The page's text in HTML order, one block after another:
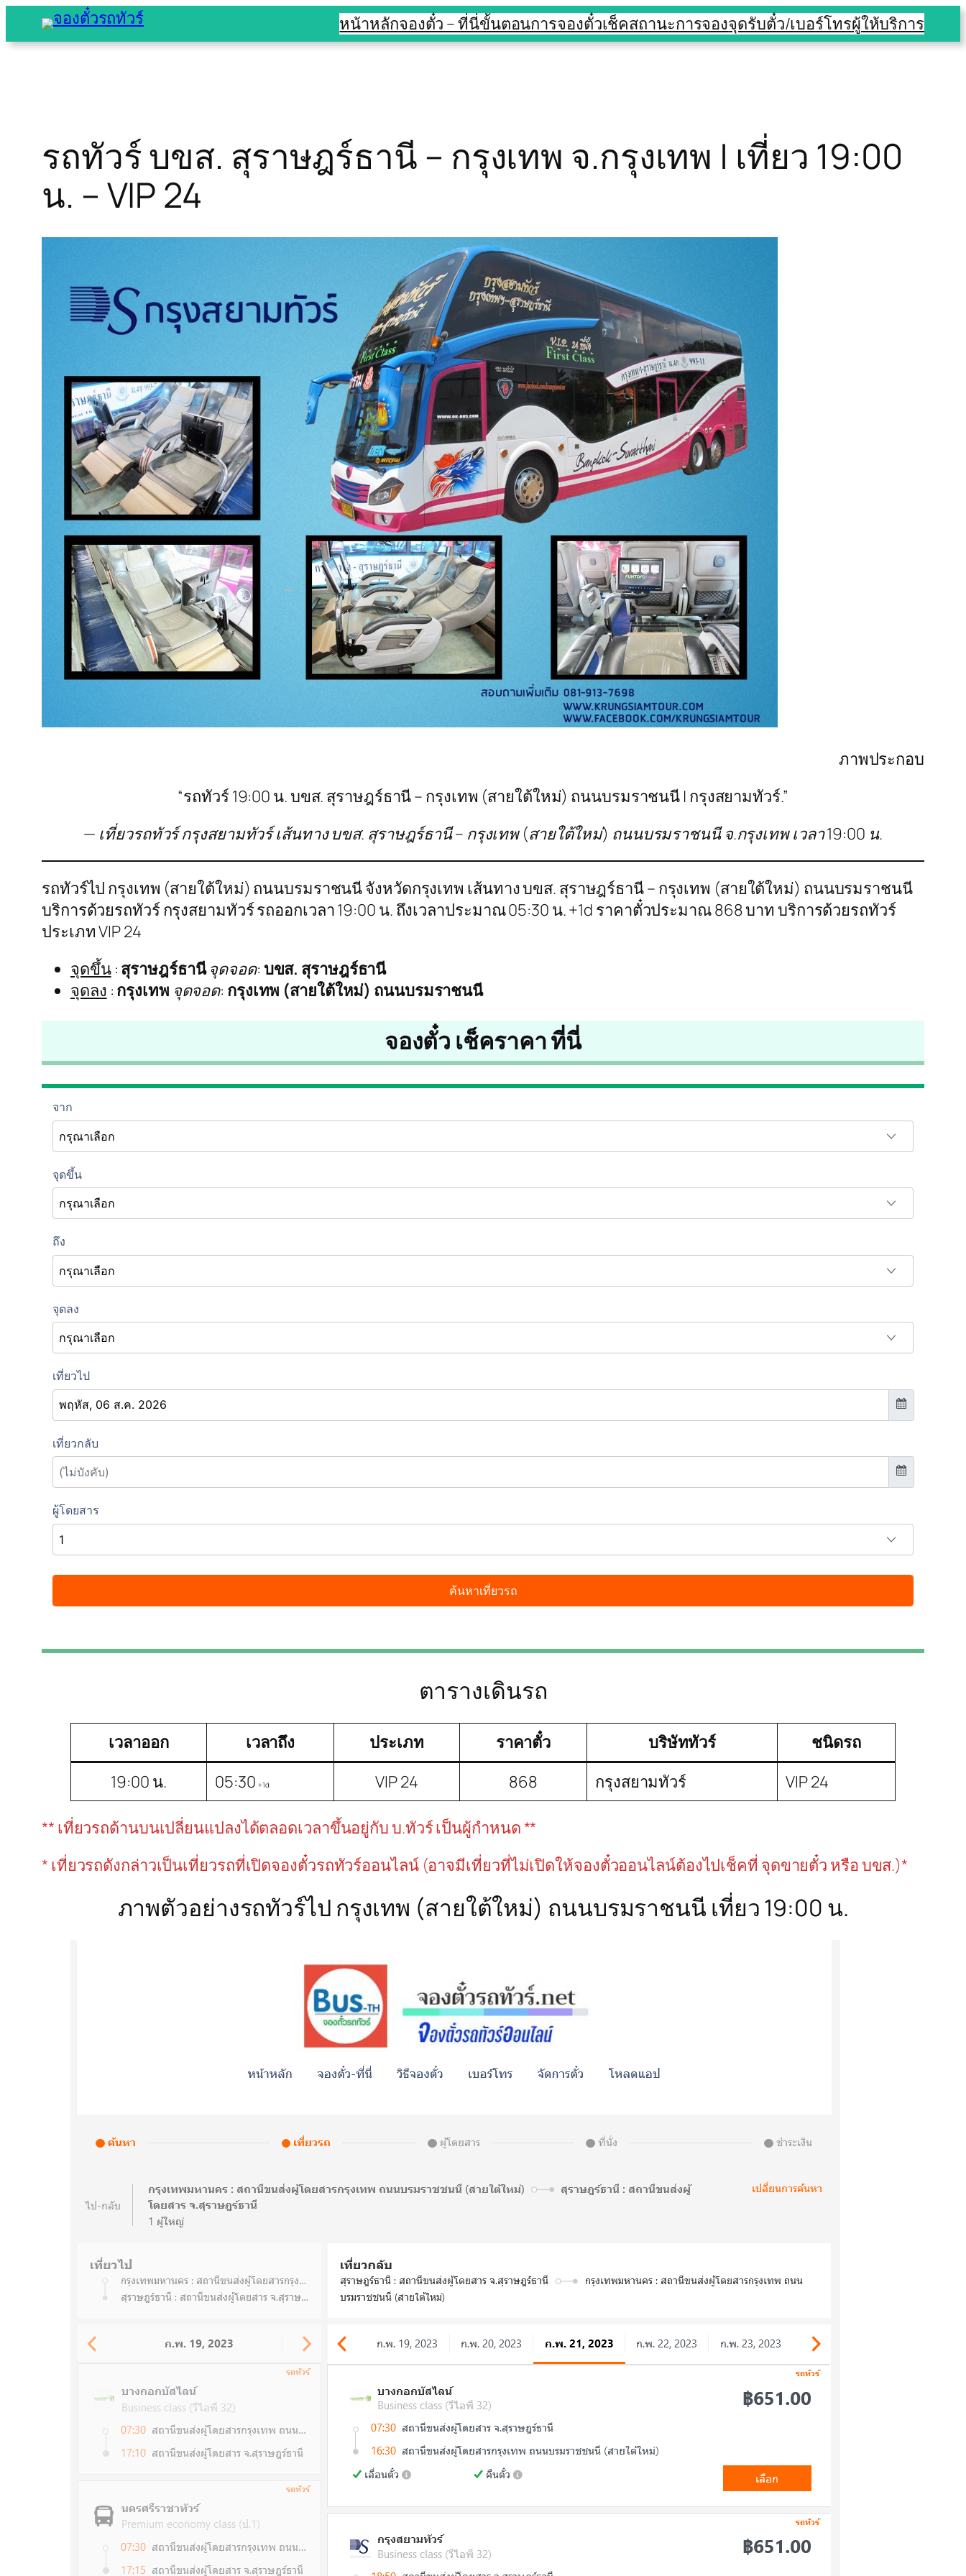
to
หน้าหลักจองตั๋ว – ที่นี่ขั้นตอนการจองตั๋วเช็คสถานะการจองจุดรับตั๋ว/เบอร์โทรผู้ให้บริการ
รถทัวร์ บขส. สุราษฎร์ธานี – กรุงเทพ จ.กรุงเทพ | เที่ยว 19:00
น. – VIP 24
ภาพประกอบ
“รถทัวร์ 19:00 น. บขส. สุราษฎร์ธานี – กรุงเทพ (สายใต้ใหม่) ถนนบรมราชนนี | กรุงสยามทัวร์.”
— เที่ยวรถทัวร์ กรุงสยามทัวร์ เส้นทาง บขส. สุราษฎร์ธานี – กรุงเทพ (สายใต้ใหม่) ถนนบรมราชนนี จ.กรุงเทพ เวลา 19:00 น.
รถทัวร์ไป กรุงเทพ (สายใต้ใหม่) ถนนบรมราชนนี จังหวัดกรุงเทพ เส้นทาง บขส. สุราษฎร์ธานี – กรุงเทพ (สายใต้ใหม่) ถนนบรมราชนนี
บริการด้วยรถทัวร์ กรุงสยามทัวร์ รถออกเวลา 19:00 น. ถึงเวลาประมาณ 05:30 น. +1d ราคาตั๋วประมาณ 868 บาท บริการด้วยรถทัวร์
ประเภท VIP 24
จุดขึ้น: สุราษฎร์ธานี จุดจอด: บขส. สุราษฎร์ธานี
จุดลง : กรุงเทพ จุดจอด: กรุงเทพ (สายใต้ใหม่) ถนนบรมราชนนี
จองตั๋ว เช็คราคา ที่นี่
ตารางเดินรถ
เวลาออก เวลาถึง ประเภท ราคาตั๋ว บริษัททัวร์
ชนิดรถ
19:00 น.
05:30+1d VIP 24 868 กรุงสยามทัวร์ VIP 24
** เที่ยวรถด้านบนเปลี่ยนแปลงได้ตลอดเวลาขึ้นอยู่กับ บ.ทัวร์ เป็นผู้กำหนด **
* เที่ยวรถดังกล่าวเป็นเที่ยวรถที่เปิดจองตั๋วรถทัวร์ออนไลน์ (อาจมีเที่ยวที่ไม่เปิดให้จองตั๋วออนไลน์ต้องไปเช็คที่ จุดขายตั๋ว หรือ บขส.)*
ภาพตัวอย่างรถทัวร์ไป กรุงเทพ (สายใต้ใหม่) ถนนบรมราชนนี เที่ยว 19:00 น.